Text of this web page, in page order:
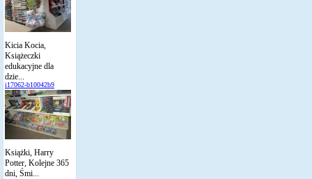
Kicia Kocia,
Książeczki
edukacyjne dla
dzie...
i17062-b10042b9
Książki, Harry
Potter, Kolejne 365
dni, Śmi...